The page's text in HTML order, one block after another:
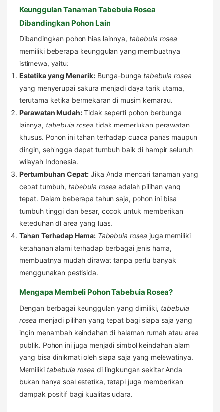
Keunggulan Tanaman Tabebuia Rosea
Dibandingkan Pohon Lain
Dibandingkan pohon hias lainnya, tabebuia rosea
memiliki beberapa keunggulan yang membuatnya
istimewa, yaitu:
Estetika yang Menarik: Bunga-bunga tabebuia rosea
yang menyerupai sakura menjadi daya tarik utama,
terutama ketika bermekaran di musim kemarau.
Perawatan Mudah: Tidak seperti pohon berbunga
lainnya, tabebuia rosea tidak memerlukan perawatan
khusus. Pohon ini tahan terhadap cuaca panas maupun
dingin, sehingga dapat tumbuh baik di hampir seluruh
wilayah Indonesia.
Pertumbuhan Cepat: Jika Anda mencari tanaman yang
cepat tumbuh, tabebuia rosea adalah pilihan yang
tepat. Dalam beberapa tahun saja, pohon ini bisa
tumbuh tinggi dan besar, cocok untuk memberikan
keteduhan di area yang luas.
Tahan Terhadap Hama: Tabebuia rosea juga memiliki
ketahanan alami terhadap berbagai jenis hama,
membuatnya mudah dirawat tanpa perlu banyak
menggunakan pestisida.
Mengapa Membeli Pohon Tabebuia Rosea?
Dengan berbagai keunggulan yang dimiliki, tabebuia
rosea menjadi pilihan yang tepat bagi siapa saja yang
ingin menambah keindahan di halaman rumah atau area
publik. Pohon ini juga menjadi simbol keindahan alam
yang bisa dinikmati oleh siapa saja yang melewatinya.
Memiliki tabebuia rosea di lingkungan sekitar Anda
bukan hanya soal estetika, tetapi juga memberikan
dampak positif bagi kualitas udara.